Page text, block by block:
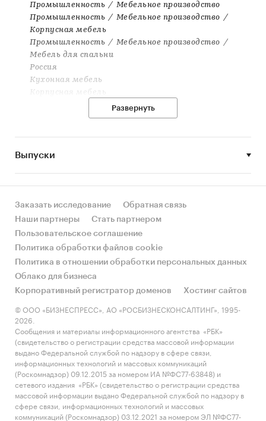
Промышленность / Мебельное производство
Промышленность / Мебельное производство /
Корпусная мебель
Промышленность / Мебельное производство /
Мебель для спальни
Россия
Кухонная мебель
Корпусная мебель
Розничные сети
Развернуть
Выпуски
Заказать исследование
Обратная связь
Наши партнеры
Стать партнером
Пользовательское соглашение
Политика обработки файлов cookie
Политика в отношении обработки персональных данных
Облако для бизнеса
Корпоративный регистратор доменов
Хостинг сайтов
© ООО «БИЗНЕСПРЕСС», АО «РОСБИЗНЕСКОНСАЛТИНГ», 1995-
2026.
Сообщения и материалы информационного агентства «РБК»
(свидетельство о регистрации средства массовой информации
выдано Федеральной службой по надзору в сфере связи,
информационных технологий и массовых коммуникаций
(Роскомнадзор) 09.12.2015 за номером ИА №ФС77-63848) и
сетевого издания «РБК» (свидетельство о регистрации средства
массовой информации выдано Федеральной службой по надзору в
сфере связи, информационных технологий и массовых
коммуникаций (Роскомнадзор) 03.12.2021 за номером ЭЛ №ФС77-